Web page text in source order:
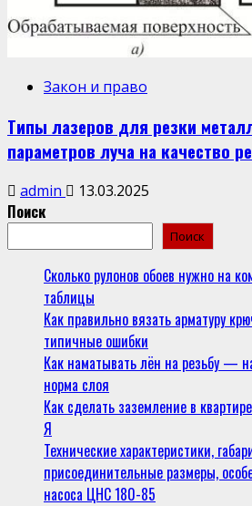
Закон и право
Типы лазеров для резки
параметров луча на качество
admin 13.03.2025
Поиск
Поиск
Сколько рулонов обоев нужно на
таблицы
Как правильно вязать арматуру
типичные ошибки
Как наматывать лён на резьбу —
норма слоя
Как сделать заземление в
Я
Технические характеристики,
присоединительные размеры,
насоса ЦНС 180-85